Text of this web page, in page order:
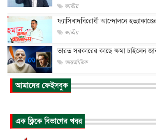
জাতীয়
ফ্যাসিবাদবিরোধী আন্দোলনে
জাতীয়
ভারত সরকারের কাছে ক্ষমা চাইলেন
আন্তর্জাতিক
আকাশে ট্রাম্পের হেলিকপ্টার ও
আন্তর্জাতিক
আন্তর্জাতিক
আমাদের ফেইসবুক
এক ক্লিকে বিভাগের খবর